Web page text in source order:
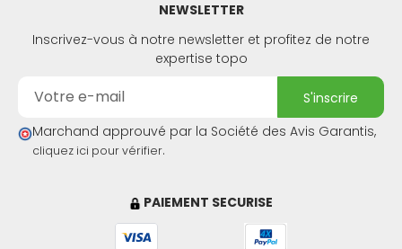
PAIEMENT SECURISE
NEWSLETTER
Inscrivez-vous à notre newsletter et profitez de notre
expertise topo
s'inscrire
Marchand approuvé par la Société des Avis Garantis,
cliquez ici pour vérifier.